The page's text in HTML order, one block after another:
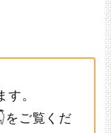
す。
をご覧くだ